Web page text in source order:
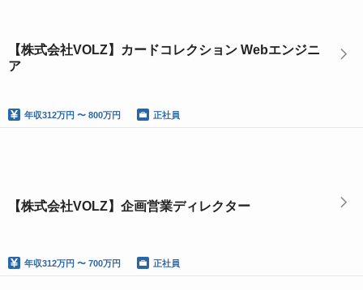
【株式会社VOLZ】カードコレクション Webエンジニ
ア
年収312万円 〜 800万円 正社員
【株式会社VOLZ】企画営業ディレクター
年収312万円 〜 700万円 正社員